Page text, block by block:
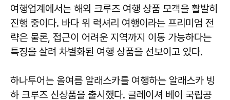
여행업계에서는 해외 크루즈 여행 상품 모객을 활발히
진행 중이다. 바다 위 럭셔리 여행이라는 프리미엄 전
략은 물론, 접근이 어려운 지역까지 이동 가능하다는
특징을 살려 차별화된 여행 상품을 선보이고 있다.
하나투어는 올여름 알래스카를 여행하는 알래스카 빙
하 크루즈 신상품을 출시했다. 글레이셔 베이 국립공